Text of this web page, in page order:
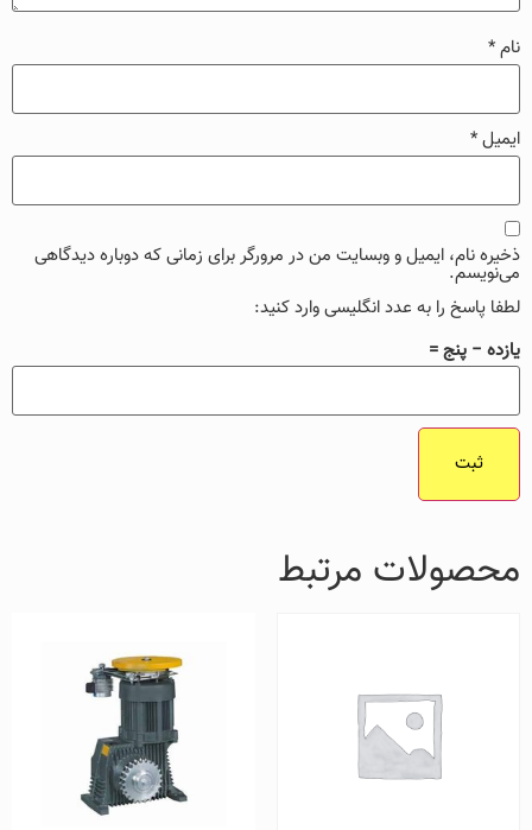
نام*
ایمیل*
ذخیره نام، ایمیل و وبسایت من در مرورگر برای زمانی که دوباره دیدگاهی
می‌نویسم.
لطفا پاسخ را به عدد انگلیسی وارد کنید:
یازده − پنج =
محصولات مرتبط